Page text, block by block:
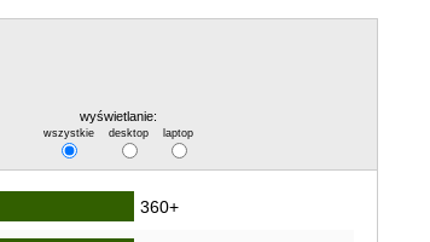
wyświetlanie:
wszystkie desktop laptop
360+